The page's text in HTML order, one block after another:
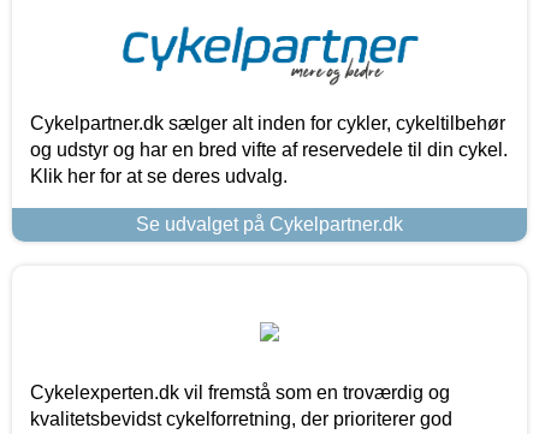
Cykelpartner.dk sælger alt inden for cykler, cykeltilbehør
og udstyr og har en bred vifte af reservedele til din cykel.
Klik her for at se deres udvalg.
Se udvalget på Cykelpartner.dk
Cykelexperten.dk vil fremstå som en troværdig og
kvalitetsbevidst cykelforretning, der prioriterer god